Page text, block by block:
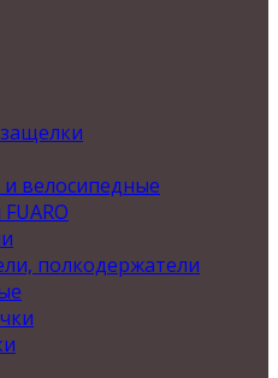
велосипедные
полкодержатели